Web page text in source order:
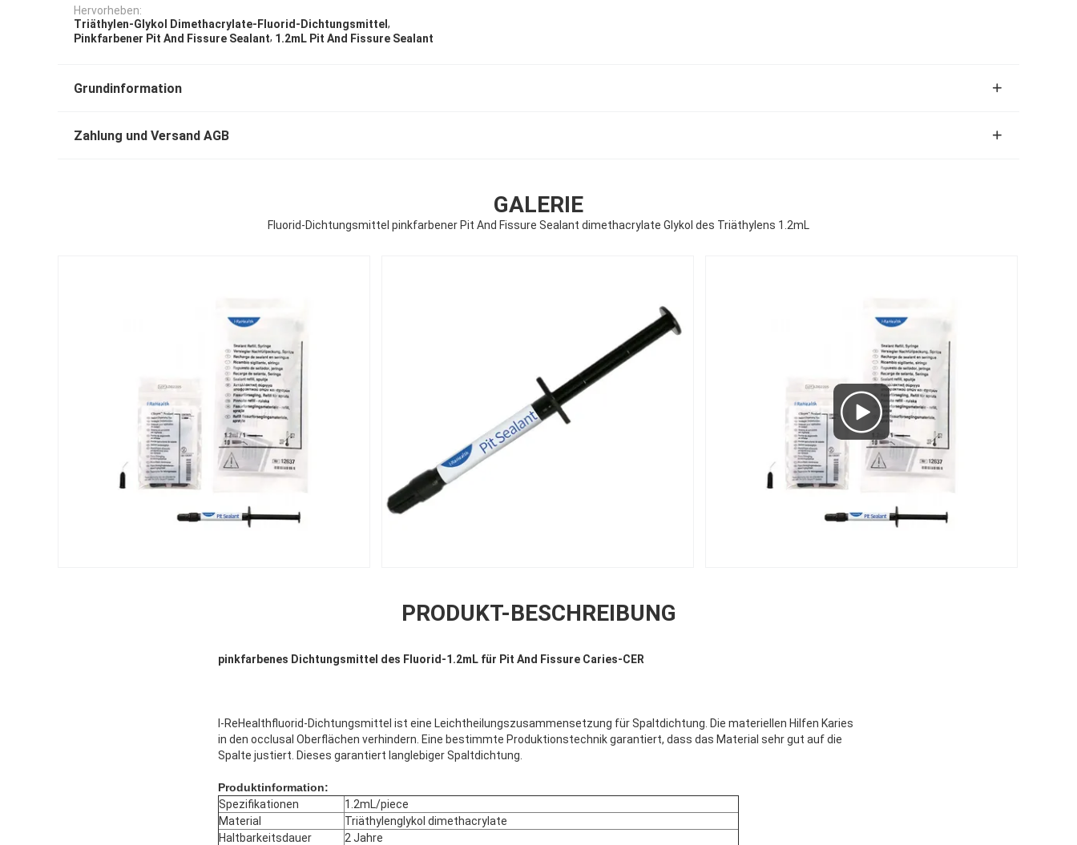
Hervorheben:
Triäthylen-Glykol Dimethacrylate-Fluorid-Dichtungsmittel ,
Pinkfarbener Pit And Fissure Sealant, 1.2mL Pit And Fissure Sealant
Grundinformation
Zahlung und Versand AGB
GALERIE
Fluorid-Dichtungsmittel pinkfarbener Pit And Fissure Sealant dimethacrylate Glykol des Triäthylens 1.2mL
PRODUKT-BESCHREIBUNG
pinkfarbenes Dichtungsmittel des Fluorid-1.2mL für Pit And Fissure Caries-CER
I-ReHealthfluorid-Dichtungsmittel ist eine Leichtheilungszusammensetzung für Spaltdichtung. Die materiellen Hilfen Karies
in den occlusal Oberflächen verhindern. Eine bestimmte Produktionstechnik garantiert, dass das Material sehr gut auf die
Spalte justiert. Dieses garantiert langlebiger Spaltdichtung.
Produktinformation:
Spezifikationen
1.2mL/piece
Material
Triäthylenglykol dimethacrylate
Haltbarkeitsdauer
2 Jahre